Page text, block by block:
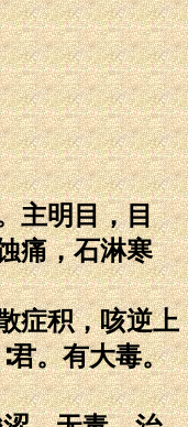
主明目，目
痛，石淋寒
症积，咳逆上
君。有大毒。